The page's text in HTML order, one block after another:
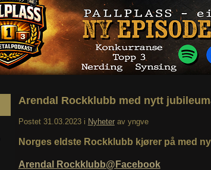
Arendal Rockklubb med nytt
Postet 31.03.2023 i Nyheter av yngve
Norges eldste Rockklubb kjører på med
Arendal Rockklubb@Facebook